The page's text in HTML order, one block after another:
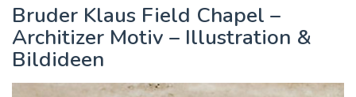
Bruder Klaus Field Chapel –
Architizer Motiv – Illustration &
Bildideen